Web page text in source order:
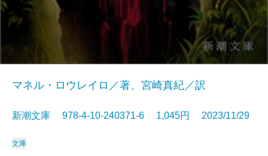
マネル・ロウレイロ／著、宮崎真紀／訳
新潮文庫 978-4-10-240371-6 1,045円 2023/11/29
文庫